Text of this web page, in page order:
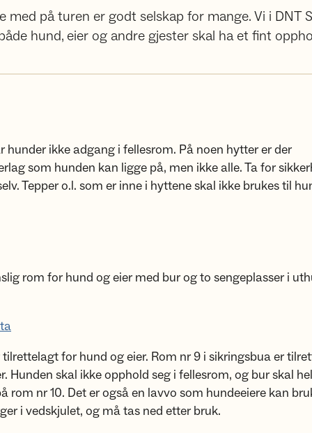
på turen er godt selskap for mange. Vi i DNT
hund, eier og andre gjester skal ha et fint
hunder ikke adgang i fellesrom. På noen hytter er der
som hunden kan ligge på, men ikke alle. Ta for
Tepper o.l. som er inne i hyttene skal ikke brukes til
rom for hund og eier med bur og to sengeplasser i
tilrettelagt for hund og eier. Rom nr 9 i sikringsbua er
Hunden skal ikke opphold seg i fellesrom, og bur skal
rom nr 10. Det er også en lavvo som hundeeiere kan
i vedskjulet, og må tas ned etter bruk.